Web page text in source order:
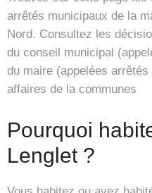
arrêtés municipaux de la
Nord. Consultez les
du conseil municipal
du maire (appelées
affaires de la communes
Pourquoi
Lenglet ?